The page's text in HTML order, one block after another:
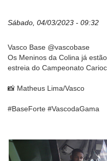
Sábado, 04/03/2023 - 09:32
Vasco Base @vascobase
Os Meninos da Colina já
estreia do Campeonato
📸 Matheus Lima/Vasco
#BaseForte #VascodaGama